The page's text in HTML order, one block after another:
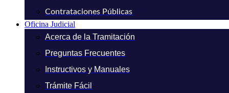
Contrataciones Públicas
Oficina Judicial
Acerca de la Tramitación
Preguntas Frecuentes
Instructivos y Manuales
Trámite Fácil